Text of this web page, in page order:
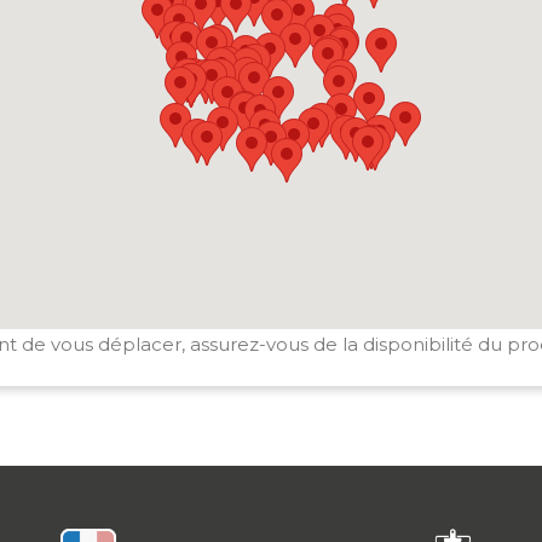
de vous déplacer, assurez-vous de la disponibilité du